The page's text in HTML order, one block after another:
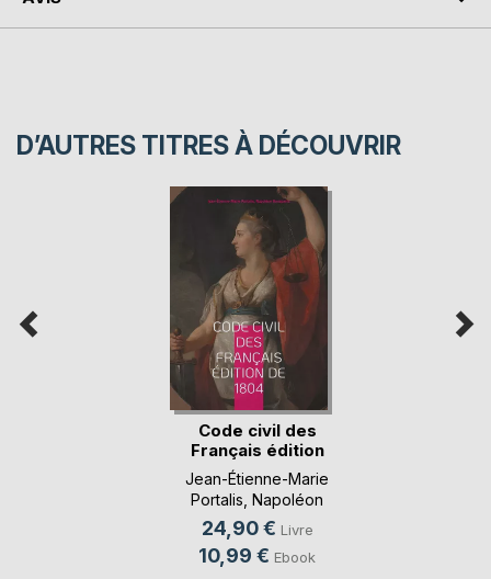
D’AUTRES TITRES À DÉCOUVRIR
Code civil des
Français édition
de(...)
Jean-Étienne-Marie
Portalis Napoléon
Bonaparte
24,90 € Livre
10,99 € Ebook